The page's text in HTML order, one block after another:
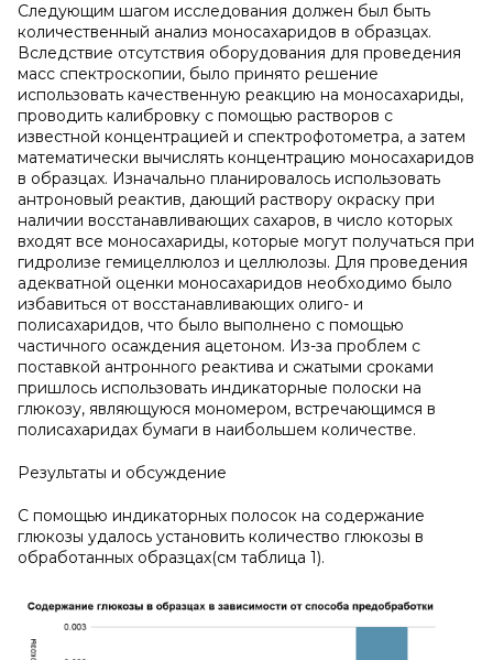
Следующим шагом исследования должен был быть
количественный анализ моносахаридов в образцах.
Вследствие отсутствия оборудования для проведения
масс спектроскопии, было принято решение
использовать качественную реакцию на моносахариды,
проводить калибровку с помощью растворов с
известной концентрацией и спектрофотометра, а затем
математически вычислять концентрацию моносахаридов
в образцах. Изначально планировалось использовать
антроновый реактив, дающий раствору окраску при
наличии восстанавливающих сахаров, в число которых
входят все моносахариды, которые могут получаться при
гидролизе гемицеллюлоз и целлюлозы. Для проведения
адекватной оценки моносахаридов необходимо было
избавиться от восстанавливающих олиго- и
полисахаридов, что было выполнено с помощью
частичного осаждения ацетоном. Из-за проблем с
поставкой антронного реактива и сжатыми сроками
пришлось использовать индикаторные полоски на
глюкозу, являющуюся мономером, встречающимся в
полисахаридах бумаги в наибольшем количестве.
Результаты и обсуждение
С помощью индикаторных полосок на содержание
глюкозы удалось установить количество глюкозы в
обработанных образцах(см таблица 1).